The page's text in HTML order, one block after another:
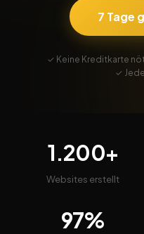
7 Tage
✓ Keine Kreditkarte
✓
1.200+
Websites erstellt
97%